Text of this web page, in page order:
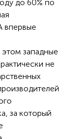
до 60% по
впервые
западные
не
за который